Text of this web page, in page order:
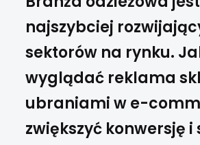
najszybciej
sektorów na rynku.
wyglądać reklama
ubraniami w e-
zwiększyć konwersję